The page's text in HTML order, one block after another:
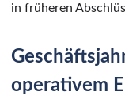
in früheren
operativem